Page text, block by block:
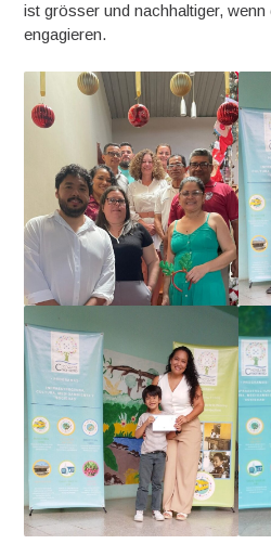
ist grösser und nachhaltiger,
engagieren.